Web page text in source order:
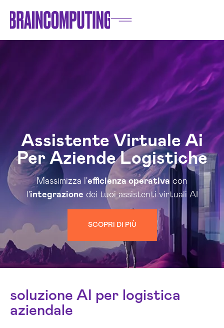
Assistente Virtuale Ai
Per Aziende Logistiche
Massimizza l'efficienza operativa con
l'integrazione dei tuoi assistenti virtuali AI
SCOPRI DI PIÙ
soluzione AI per logistica
aziendale